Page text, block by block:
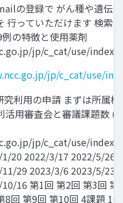
の登録で がん種や遺伝
行っていただけます 検索
の特徴と使用薬剤
jp/c_cat/use/
jp/c_cat/use/
究利用の申請 まずは所属
活用審査会と審議課題数 (
jp/c_cat/use/
20 2022/3/17 2022/5/26
29 2023/3/6 2023/5/23
16 第1回 第2回 第3回 第
8回 第9回 第10回 4課題 10